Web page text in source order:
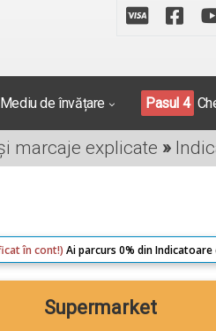
Mediu de învățare Pasul 4
marcaje explicate »
în cont!) Ai parcurs 0% din
Supermarket